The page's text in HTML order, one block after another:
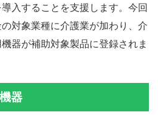
入することを支援します。今回
対象業種に介護業が加わり、介
器が補助対象製品に登録されま
器